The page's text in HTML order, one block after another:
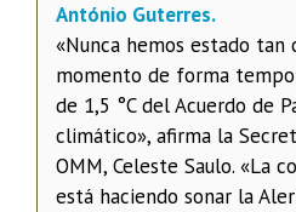
António Guterres.
«Nunca hemos estado tan
momento de forma
de 1,5 °C del Acuerdo de
climático», afirma la
OMM, Celeste Saulo. «La
está haciendo sonar la